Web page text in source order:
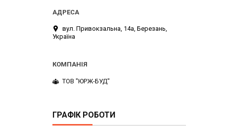
вул. Привокзальна, 14а, Березань,
Україна
ТОВ "ЮРЖ-БУД"
ГРАФІК РОБОТИ